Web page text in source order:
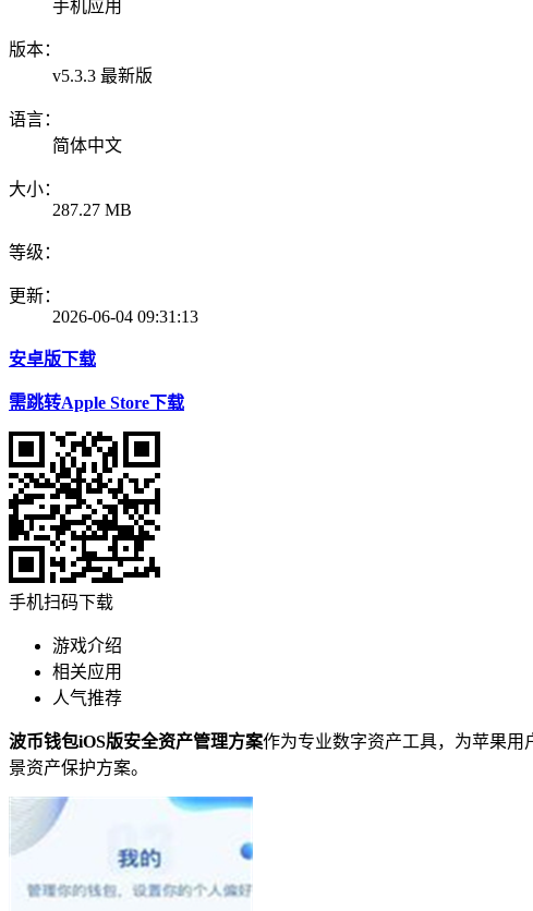
手机应用
版本：
v5.3.3 最新版
语言：
简体中文
大小：
287.27 MB
等级：
更新：
2026-06-04 09:31:13
安卓版下载
需跳转Apple Store下载
手机扫码下载
游戏介绍
相关应用
人气推荐
波币钱包iOS版安全资产管理方案作为专业数字资产工具，为苹果
景资产保护方案。